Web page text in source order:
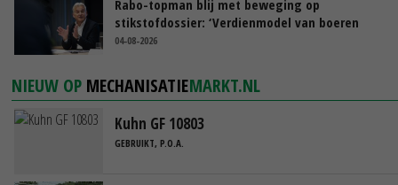
Rabo-topman blij met beweging op
stikstofdossier: ‘Verdienmodel van boeren
blijft cruciaal’
04-08-2026
NIEUW OP MECHANISATIEMARKT.NL
Kuhn GF 10803
GEBRUIKT, P.O.A.